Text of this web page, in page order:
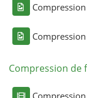
Compression
Compression
Compression de